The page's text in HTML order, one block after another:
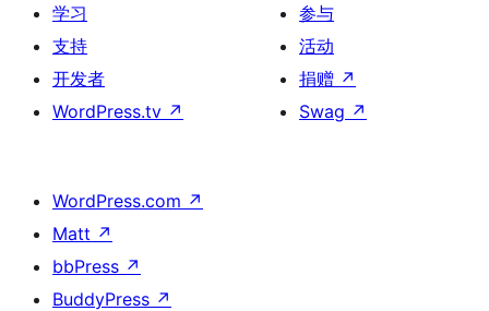
学习
支持
开发者
WordPress.tv ↗
参与
活动
捐赠 ↗
Swag ↗
WordPress.com ↗
Matt ↗
bbPress ↗
BuddyPress ↗